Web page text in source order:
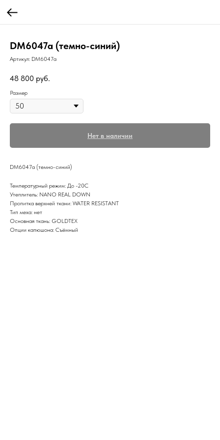
DM6047a (темно-синий)
Артикул: DM6047a
48 800 руб.
Размер
Нет в наличии
DM6047a (темно-синий)
Температурный режим: До -20С
Утеплитель: NANO REAL DOWN
Пропитка верхней ткани: WATER RESISTANT
Тип меха: нет
Основная ткань: GOLDTEX
Опции капюшона: Съёмный